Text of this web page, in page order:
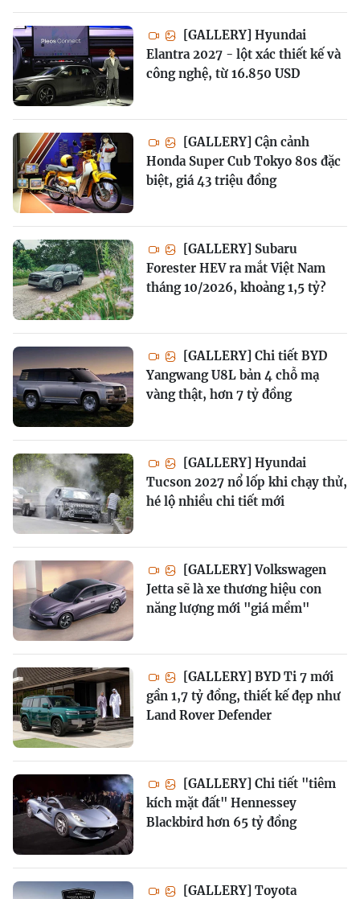
[GALLERY] Hyundai
Elantra 2027 - lột xác thiết kế và
công nghệ, từ 16.850 USD
[GALLERY] Cận cảnh
Honda Super Cub Tokyo 80s đặc
biệt, giá 43 triệu đồng
[GALLERY] Subaru
Forester HEV ra mắt Việt Nam
tháng 10/2026, khoảng 1,5 tỷ?
[GALLERY] Chi tiết BYD
Yangwang U8L bản 4 chỗ mạ
vàng thật, hơn 7 tỷ đồng
[GALLERY] Hyundai
Tucson 2027 nổ lốp khi chạy thử,
hé lộ nhiều chi tiết mới
[GALLERY] Volkswagen
Jetta sẽ là xe thương hiệu con
năng lượng mới "giá mềm"
[GALLERY] BYD Ti 7 mới
gần 1,7 tỷ đồng, thiết kế đẹp như
Land Rover Defender
[GALLERY] Chi tiết "tiêm
kích mặt đất" Hennessey
Blackbird hơn 65 tỷ đồng
[GALLERY] Toyota